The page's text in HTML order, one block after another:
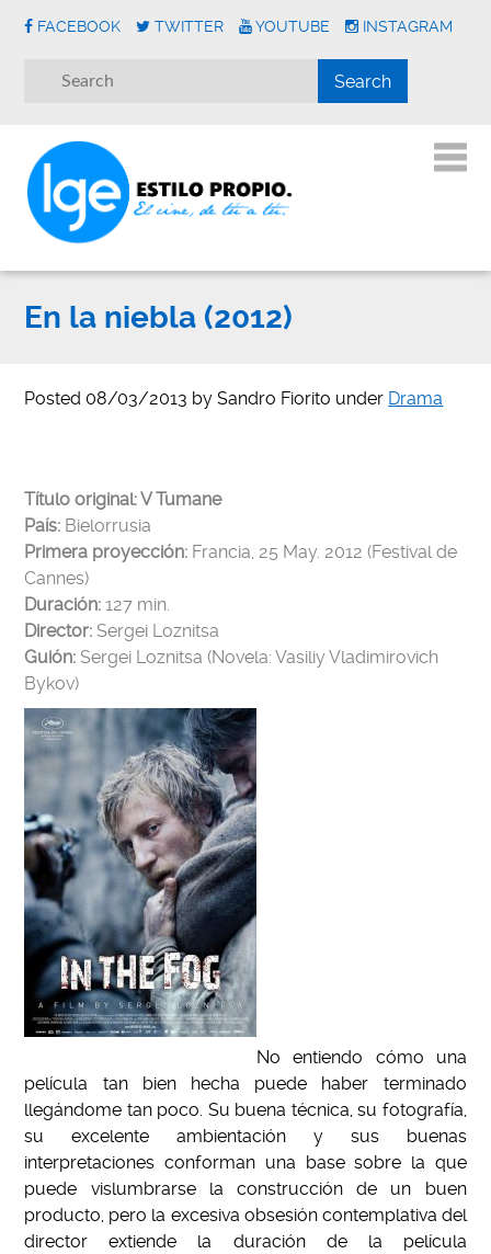
FACEBOOK TWITTER YOUTUBE INSTAGRAM
En la niebla (2012)
Posted 08/03/2013 bySandro Fiorito under Drama
Título original: V Tumane
País: Bielorrusia
Primera proyección: Francia, 25 May. 2012 (Festival de
Cannes)
Duración:127 min.
Director: Sergei Loznitsa
Guión: Sergei Loznitsa (Novela: Vasiliy Vladimirovich
Bykov)
No entiendo cómo una
película tan bien hecha puede haber terminado
llegándome tan poco. Su buena técnica, su fotografía,
su excelente ambientación y sus buenas
interpretaciones conforman una base sobre la que
puede vislumbrarse la construcción de un buen
producto, pero la excesiva obsesión contemplativa del
director extiende la duración de la película